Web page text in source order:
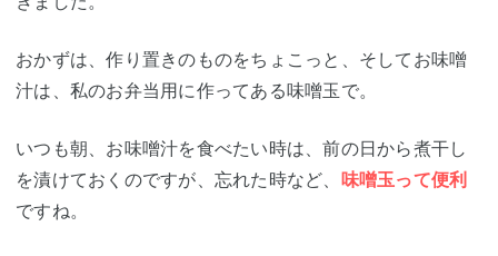
おかずは、作り置きのものをちょこっと、そしてお味噌
汁は、私のお弁当用に作ってある味噌玉で。
いつも朝、お味噌汁を食べたい時は、前の日から煮干し
を漬けておくのですが、忘れた時など、 味噌玉って便利
ですね。